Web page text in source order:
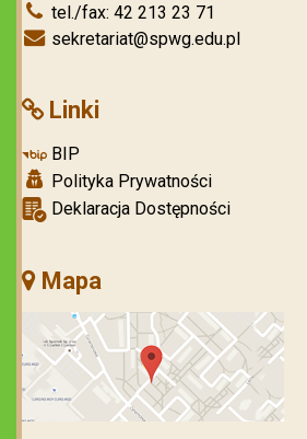
tel./fax: 42 213 23 71
sekretariat@spwg.edu.pl
Linki
BIP
Polityka Prywatności
Deklaracja Dostępności
Mapa